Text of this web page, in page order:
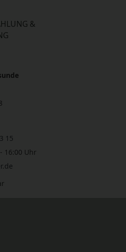
&
15
16:00 Uhr